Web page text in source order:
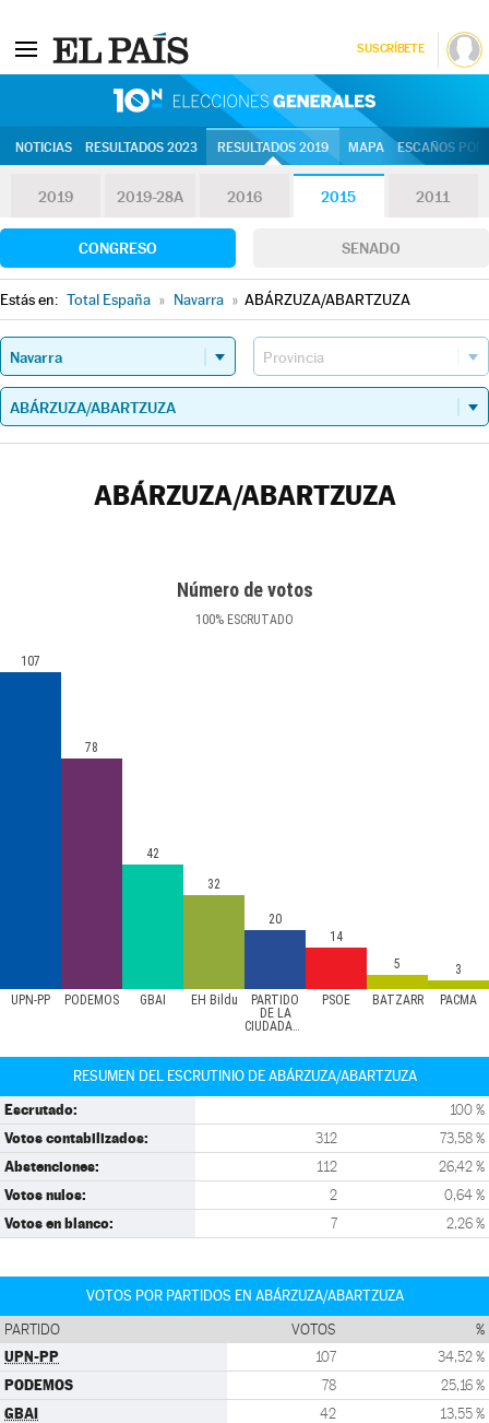
SUSCRÍBETE
NOTICIAS RESULTADOS 2023 RESULTADOS 2019 MAPA ESCAÑOS
2019 2019-28A 2016 2015 2011
CONGRESO SENADO
Estás en: Total España » Navarra » ABÁRZUZA/ABARTZUZA
ABÁRZUZA/ABARTZUZA
Número de votos
100% ESCRUTADO
UPN-PP PODEMOS GBAI EH Bildu
PARTIDO
DE LA
CIUDADANÍA
PSOE BATZARR PACMA
107
78
42
32
20
14
5
3
RESUMEN DEL ESCRUTINIO DE ABÁRZUZA/ABARTZUZA
Escrutado: 100 %
Votos contabilizados: 312 73,58 %
Abstenciones: 112 26,42 %
Votos nulos: 2 0,64 %
Votos en blanco: 7 2,26 %
VOTOS POR PARTIDOS EN ABÁRZUZA/ABARTZUZA
PARTIDO VOTOS %
UPN-PP 107 34,52 %
PODEMOS 78 25,16 %
GBAI 42 13,55 %